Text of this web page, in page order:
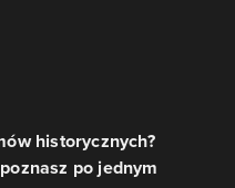
historycznych?
po jednym